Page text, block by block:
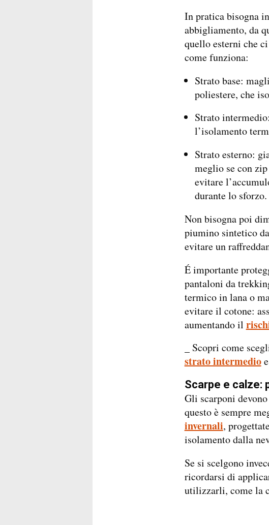
In pratica bisogna
abbigliamento, da
quello esterni che
come funziona:
Strato base:
poliestere, che
Strato
l’isolamento
Strato esterno:
meglio se con
evitare
durante lo sforzo.
Non bisogna poi
piumino sintetico
evitare un
É importante
pantaloni da
termico in lana o
evitare il cotone:
aumentando il
_ Scopri come
strato intermedio
Scarpe e calze:
Gli scarponi
questo è sempre
invernali,
isolamento dalla
Se si scelgono
ricordarsi di
utilizzarli, come la